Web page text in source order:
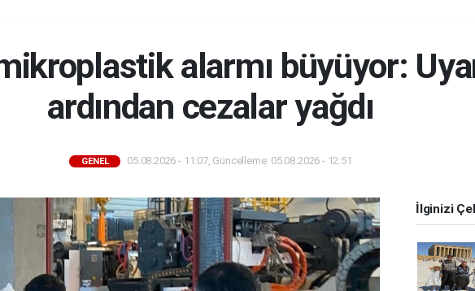
alarmı büyüyor:
ardından cezalar yağdı
GENEL 05.08.2026 - 11:07, Güncelleme: 05.08.2026 - 12:51
İlginizi